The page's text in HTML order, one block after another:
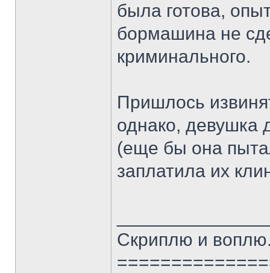
была готова,
бормашина не
криминального.
Пришлось
однако, девушка
(еще бы она
заплатила их
Скриплю и